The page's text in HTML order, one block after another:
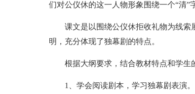
们对公仪休的这一人物形象围绕一个“清
课文是以围绕公仪休拒收礼物为线
明，充分体现了独幕剧的特点。
根据大纲要求，结合教材特点和学生
1、学会阅读剧本，学习独幕剧表演。